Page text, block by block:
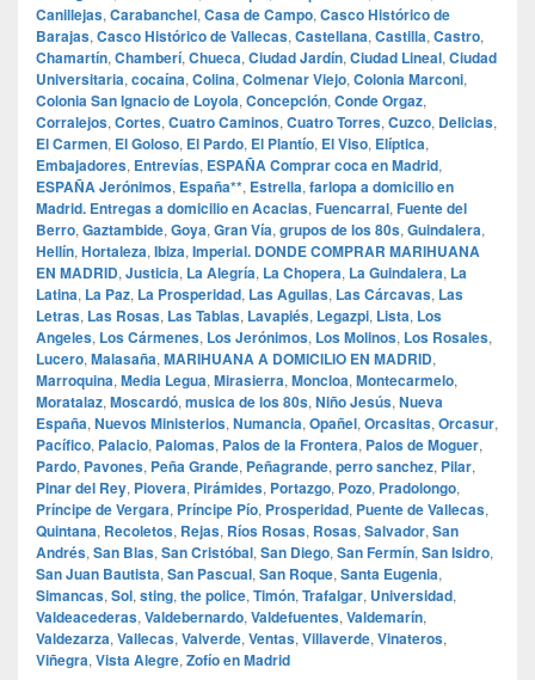
Canillejas, Carabanchel, Casa de Campo, Casco Histórico de
Barajas, Casco Histórico de Vallecas, Castellana, Castilla, Castro,
Chamartín, Chamberí, Chueca, Ciudad Jardín, Ciudad Lineal, Ciudad
Universitaria, cocaína, Colina, Colmenar Viejo, Colonia Marconi,
Colonia San Ignacio de Loyola, Concepción, Conde Orgaz,
Corralejos, Cortes, Cuatro Caminos, Cuatro Torres, Cuzco, Delicias,
El Carmen, El Goloso, El Pardo, El Plantío, El Viso, Elíptica,
Embajadores, Entrevías, ESPAÑA Comprar coca en Madrid,
ESPAÑA Jerónimos, España**, Estrella, farlopa a domicilio en
Madrid. Entregas a domicilio en Acacias, Fuencarral, Fuente del
Berro, Gaztambide, Goya, Gran Vía, grupos de los 80s, Guindalera,
Hellín, Hortaleza, Ibiza, Imperial. DONDE COMPRAR MARIHUANA
EN MADRID, Justicia, La Alegría, La Chopera, La Guindalera, La
Latina, La Paz, La Prosperidad, Las Aguilas, Las Cárcavas, Las
Letras, Las Rosas, Las Tablas, Lavapiés, Legazpi, Lista, Los
Angeles, Los Cármenes, Los Jerónimos, Los Molinos, Los Rosales,
Lucero, Malasaña, MARIHUANA A DOMICILIO EN MADRID,
Marroquina, Media Legua, Mirasierra, Moncloa, Montecarmelo,
Moratalaz, Moscardó, musica de los 80s, Niño Jesús, Nueva
España, Nuevos Ministerios, Numancia, Opañel, Orcasitas, Orcasur,
Pacífico, Palacio, Palomas, Palos de la Frontera, Palos de Moguer,
Pardo, Pavones, Peña Grande, Peñagrande, perro sanchez, Pilar,
Pinar del Rey, Piovera, Pirámides, Portazgo, Pozo, Pradolongo,
Príncipe de Vergara, Príncipe Pío, Prosperidad, Puente de Vallecas,
Quintana, Recoletos, Rejas, Ríos Rosas, Rosas, Salvador, San
Andrés, San Blas, San Cristóbal, San Diego, San Fermín, San Isidro,
San Juan Bautista, San Pascual, San Roque, Santa Eugenia,
Simancas, Sol, sting, the police, Timón, Trafalgar, Universidad,
Valdeacederas, Valdebernardo, Valdefuentes, Valdemarín,
Valdezarza, Vallecas, Valverde, Ventas, Villaverde, Vinateros,
Viñegra, Vista Alegre, Zofío en Madrid